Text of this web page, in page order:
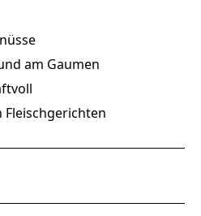
am Gaumen
Fleischgerichten